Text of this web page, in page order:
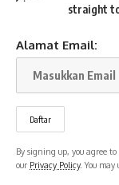
straight
Alamat Email:
By signing up, you agree
our Privacy Policy. You may